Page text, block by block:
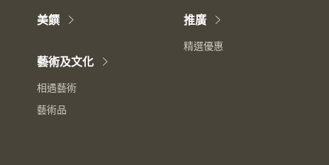
美饌
藝術及文化
相遇藝術
藝術品
推廣
精選優惠